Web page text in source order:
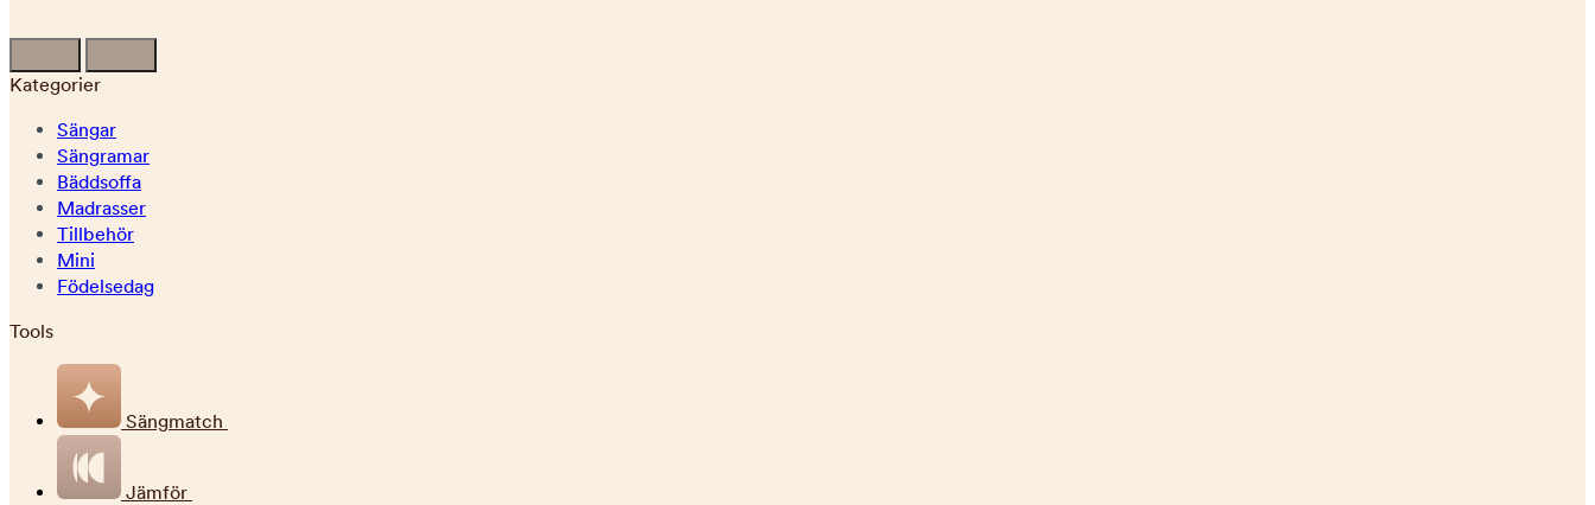
Kategorier
Sängar
Sängramar
Bäddsoffa
Madrasser
Tillbehör
Mini
Födelsedag
Tools
Sängmatch
Jämför